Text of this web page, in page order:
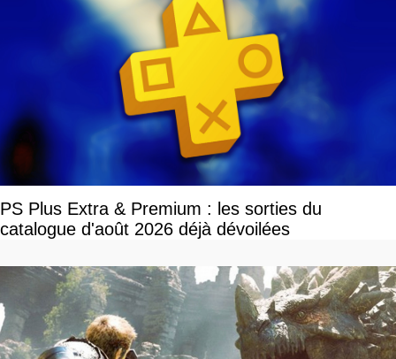
PS Plus Extra & Premium : les sorties du
catalogue d'août 2026 déjà dévoilées